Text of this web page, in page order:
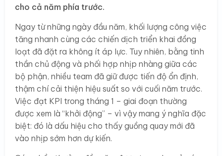
cho cả năm phía trước.
Ngay từ những ngày đầu năm, khối lượng công việc
tăng nhanh cùng các chiến dịch triển khai đồng
loạt đã đặt ra không ít áp lực. Tuy nhiên, bằng tinh
thần chủ động và phối hợp nhịp nhàng giữa các
bộ phận, nhiều team đã giữ được tiến độ ổn định,
thậm chí cải thiện hiệu suất so với cuối năm trước.
Việc đạt KPI trong tháng 1 – giai đoạn thường
được xem là “khởi động” – vì vậy mang ý nghĩa đặc
biệt: đó là dấu hiệu cho thấy guồng quay mới đã
vào nhịp sớm hơn dự kiến.